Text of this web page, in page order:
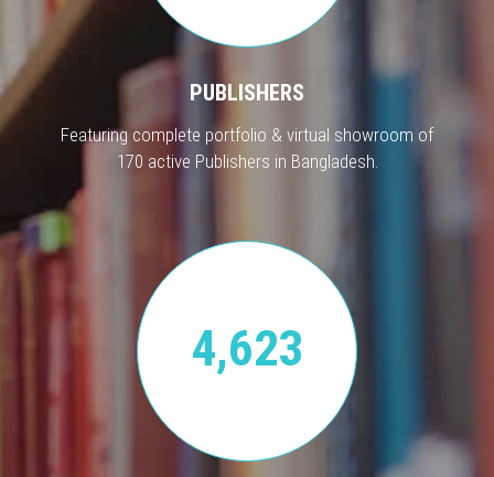
PUBLISHERS
Featuring complete portfolio & virtual showroom of
170 active Publishers in Bangladesh.
4,623